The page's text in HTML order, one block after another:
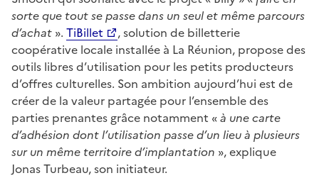
sorte que tout se passe dans un seul et même parcours
d’achat ». TiBillet
, solution de billetterie
coopérative locale installée à La Réunion, propose des
outils libres d’utilisation pour les petits producteurs
d’offres culturelles. Son ambition aujourd’hui est de
créer de la valeur partagée pour l’ensemble des
parties prenantes grâce notamment «à une carte
d’adhésion dont l’utilisation passe d’un lieu à plusieurs
sur un même territoire d’implantation », explique
Jonas Turbeau, son initiateur.